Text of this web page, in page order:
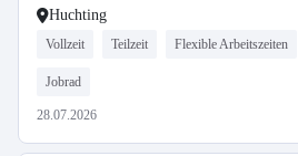
Huchting
Vollzeit Teilzeit Flexible Arbeitszeiten
Jobrad
28.07.2026